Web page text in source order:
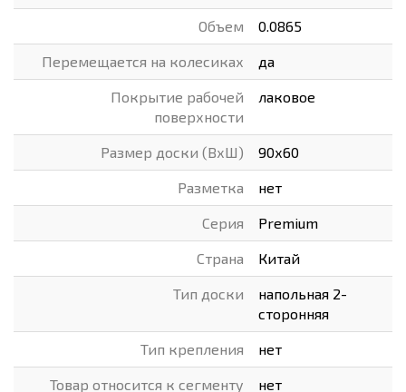
Объем 0.0865
Перемещается на колесиках да
Покрытие рабочей
поверхности
лаковое
Размер доски (ВхШ) 90х60
Разметка нет
Серия Premium
Страна Китай
Тип доски
напольная 2-
сторонняя
Тип крепления нет
Товар относится к сегменту нет